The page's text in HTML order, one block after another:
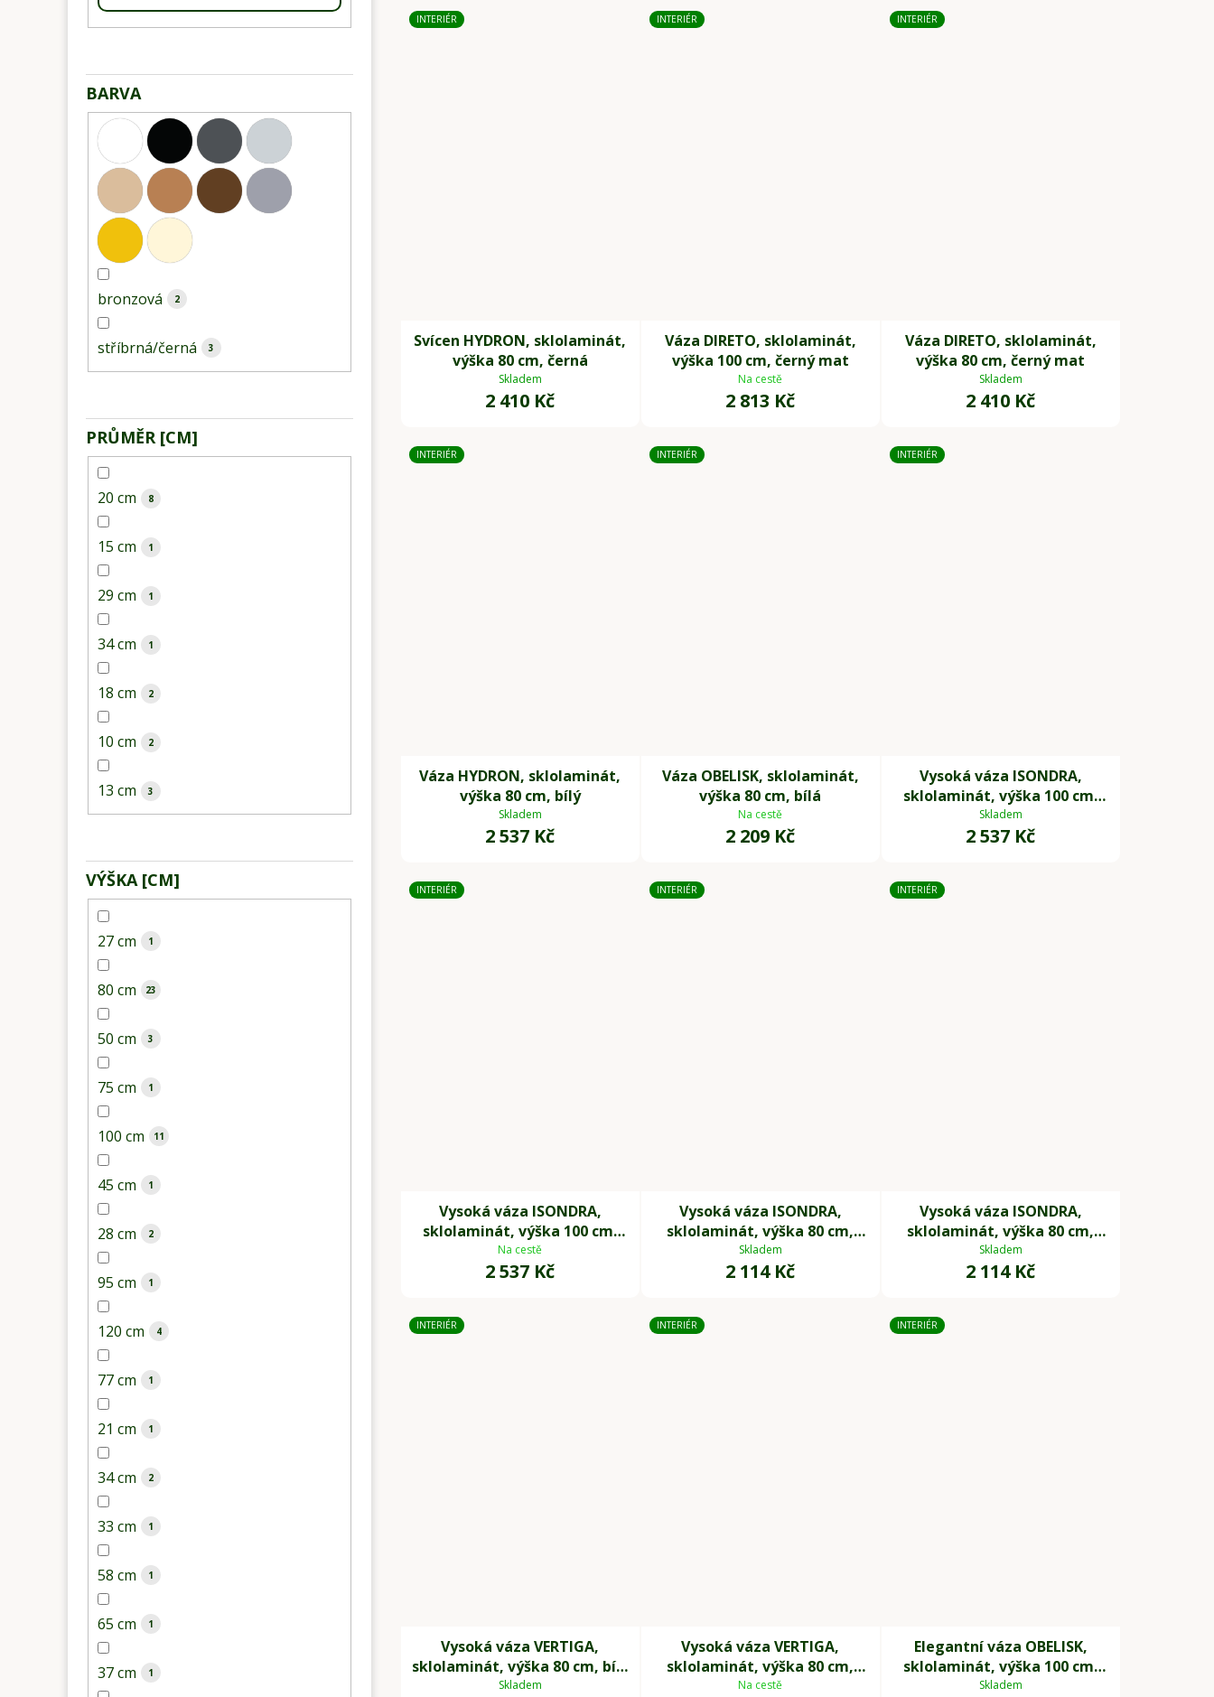
BARVA
bronzová 2
stříbrná/černá 3
PRŮMĚR [CM]
20 cm 8
15 cm 1
29 cm 1
34 cm 1
18 cm 2
10 cm 2
13 cm 3
VÝŠKA [CM]
27 cm 1
80 cm 23
50 cm 3
75 cm 1
100 cm 11
45 cm 1
28 cm 2
95 cm 1
120 cm 4
77 cm 1
21 cm 1
34 cm 2
33 cm 1
58 cm 1
65 cm 1
37 cm 1
INTERIÉR
Svícen HYDRON, sklolaminát,
výška 80 cm, černá
Skladem
2 410 Kč
INTERIÉR
Váza DIRETO, sklolaminát,
výška 100 cm, černý mat
Na cestě
2 813 Kč
INTERIÉR
Váza DIRETO, sklolaminát,
výška 80 cm, černý mat
Skladem
2 410 Kč
INTERIÉR
Váza HYDRON, sklolaminát,
výška 80 cm, bílý
Skladem
2 537 Kč
INTERIÉR
Váza OBELISK, sklolaminát,
výška 80 cm, bílá
Na cestě
2 209 Kč
INTERIÉR
Vysoká váza ISONDRA,
sklolaminát, výška 100 cm,
bílá
Skladem
2 537 Kč
INTERIÉR
Vysoká váza ISONDRA,
sklolaminát, výška 100 cm,
černá
Na cestě
2 537 Kč
INTERIÉR
Vysoká váza ISONDRA,
sklolaminát, výška 80 cm,
bílá
Skladem
2 114 Kč
INTERIÉR
Vysoká váza ISONDRA,
sklolaminát, výška 80 cm,
černá
Skladem
2 114 Kč
INTERIÉR
Vysoká váza VERTIGA,
sklolaminát, výška 80 cm, bílý
mat
Skladem
INTERIÉR
Vysoká váza VERTIGA,
sklolaminát, výška 80 cm,
černý mat
Na cestě
INTERIÉR
Elegantní váza OBELISK,
sklolaminát, výška 100 cm,
bílá
Skladem